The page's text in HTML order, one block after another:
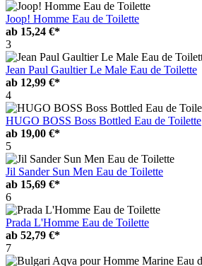
Joop! Homme Eau de Toilette
ab 15,24 €*
3
Jean Paul Gaultier Le Male Eau de Toilette
ab 12,99 €*
4
HUGO BOSS Boss Bottled Eau de Toilette
ab 19,00 €*
5
Jil Sander Sun Men Eau de Toilette
ab 15,69 €*
6
Prada L'Homme Eau de Toilette
ab 52,79 €*
7